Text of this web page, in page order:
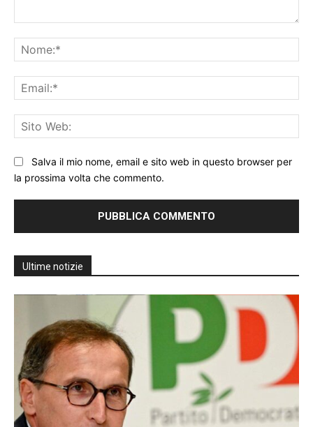
Salva il mio nome, email e sito web in questo browser per
la prossima volta che commento.
Ultime notizie